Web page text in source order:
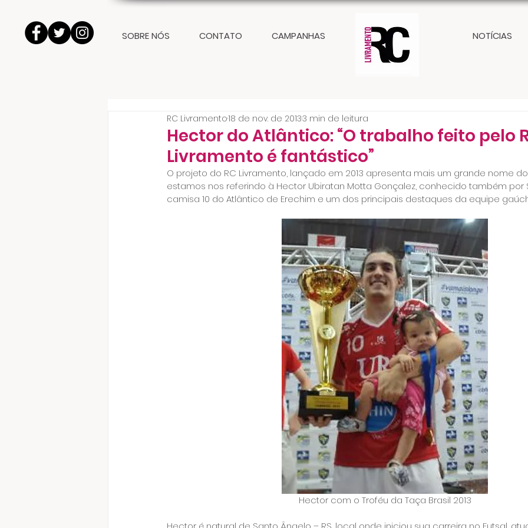
SOBRE NÓS CONTATO CAMPANHAS NOTÍCIAS
Hector do Atlântico: “O trabalho feito pelo
Livramento é fantástico”
RC Livramento18 de nov. de 20133 min de leitura
O projeto do RC Livramento, lançado em 2013 apresenta mais um grande nome
estamos nos referindo à Hector Ubiratan Motta Gonçalez, conhecido também por
camisa 10 do Atlântico de Erechim e um dos principais destaques da equipe
Hector com o Troféu da Taça Brasil 2013